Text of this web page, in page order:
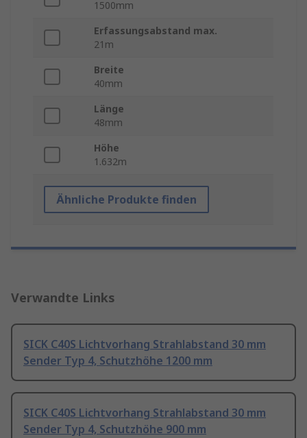
1500mm
Erfassungsabstand max.
21m
Breite
40mm
Länge
48mm
Höhe
1.632m
Ähnliche Produkte finden
Verwandte Links
SICK C40S Lichtvorhang Strahlabstand 30 mm
Sender Typ 4, Schutzhöhe 1200 mm
SICK C40S Lichtvorhang Strahlabstand 30 mm
Sender Typ 4, Schutzhöhe 900 mm